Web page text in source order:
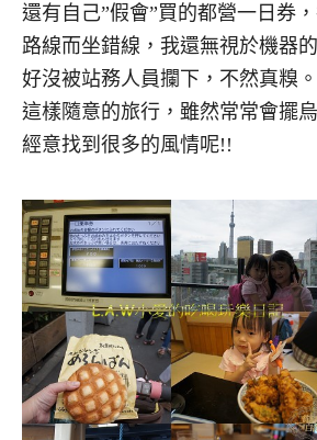
還有自己”假會”買的都營一日券
路線而坐錯線，我還無視於機器
好沒被站務人員攔下，不然真糗。
這樣隨意的旅行，雖然常常會擺
經意找到很多的風情呢!!